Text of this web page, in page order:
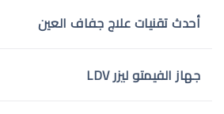
أحدث تقنيات علاج جفاف العين
جهاز الفيمتو ليزر LDV